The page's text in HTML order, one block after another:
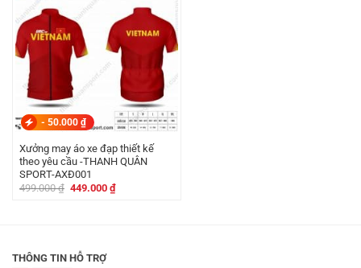
- 50.000 ₫
Xưởng may áo xe đạp thiết kế
theo yêu cầu -THANH QUÂN
SPORT-AXĐ001
499.000₫ Giá
449.000 ₫Giá
hiện
THÔNG TIN HỖ TRỢ